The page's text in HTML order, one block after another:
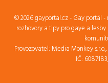
© 2026 gayportal.cz - Gay portál
rozhovory a tipy pro gaye a
Provozovatel: Media Monkey
IČ: